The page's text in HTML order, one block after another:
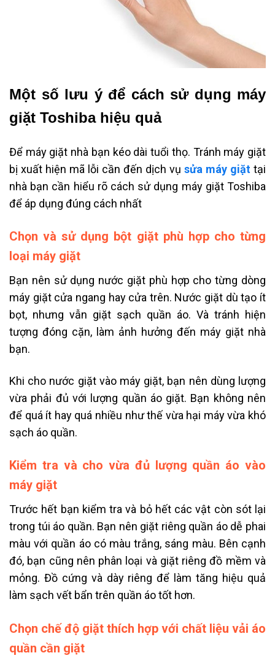
Một số lưu ý để cách sử dụng máy
giặt Toshiba hiệu quả
Để máy giặt nhà bạn kéo dài tuổi thọ. Tránh máy giặt
bị xuất hiện mã lỗi cần đến dịch vụ sửa máy giặt tại
nhà bạn cần hiểu rõ cách sử dụng máy giặt Toshiba
để áp dụng đúng cách nhất
Chọn và sử dụng bột giặt phù hợp cho từng
loại máy giặt
Bạn nên sử dụng nước giặt phù hợp cho từng dòng
máy giặt cửa ngang hay cửa trên. Nước giặt dù tạo ít
bọt, nhưng vẫn giặt sạch quần áo. Và tránh hiện
tượng đóng cặn, làm ảnh hưởng đến máy giặt nhà
bạn.
Khi cho nước giặt vào máy giặt, bạn nên dùng lượng
vừa phải đủ với lượng quần áo giặt. Bạn không nên
để quá ít hay quá nhiều như thế vừa hại máy vừa khó
sạch áo quần.
Kiểm tra và cho vừa đủ lượng quần áo vào
máy giặt
Trước hết bạn kiểm tra và bỏ hết các vật còn sót lại
trong túi áo quần. Bạn nên giặt riêng quần áo dễ phai
màu với quần áo có màu trắng, sáng màu. Bên cạnh
đó, bạn cũng nên phân loại và giặt riêng đồ mềm và
mỏng. Đồ cứng và dày riêng để làm tăng hiệu quả
làm sạch vết bẩn trên quần áo tốt hơn.
Chọn chế độ giặt thích hợp với chất liệu vải áo
quần cần giặt